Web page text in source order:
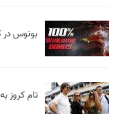
تام کروز